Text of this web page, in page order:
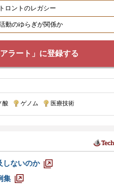
ロントのレガシー
動のゆらぎが関係か
ラート」に登録する
酸 ゲノム 医療技術
しないのか
集